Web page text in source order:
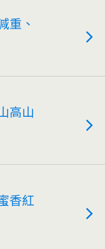
重、
高山
香紅